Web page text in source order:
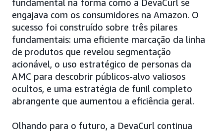
fundamental na forma como a DevaCurl se
engajava com os consumidores na Amazon. O
sucesso foi construído sobre três pilares
fundamentais: uma eficiente marcação da linha
de produtos que revelou segmentação
acionável, o uso estratégico de personas da
AMC para descobrir públicos-alvo valiosos
ocultos, e uma estratégia de funil completo
abrangente que aumentou a eficiência geral.
Olhando para o futuro, a DevaCurl continua